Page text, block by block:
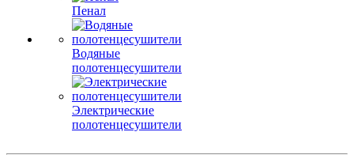
Пенал
Водяные
полотенцесушители
Электрические
полотенцесушители